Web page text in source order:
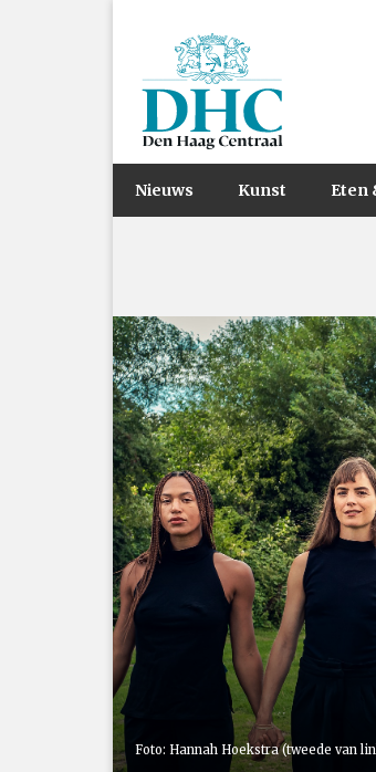
Nieuws Kunst Eten
Foto: Hannah Hoekstra (tweede van